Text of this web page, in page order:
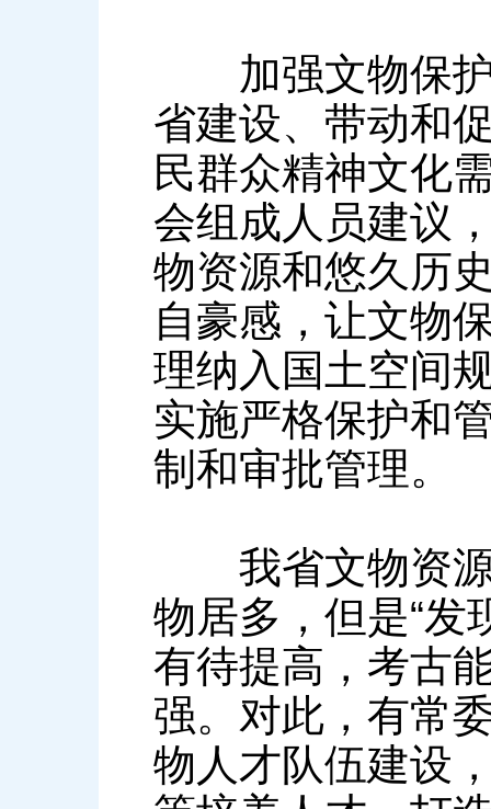
加强文物保护
省建设、带动和
民群众精神文化
会组成人员建议
物资源和悠久历
自豪感，让文物
理纳入国土空间
实施严格保护和
制和审批管理。
我省文物资源
物居多，但是“发
有待提高，考古
强。对此，有常
物人才队伍建设